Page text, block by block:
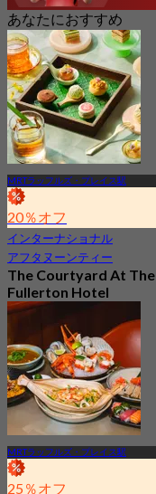
あなたにおすすめ
MRTラッフルズ・プレイス駅
20％オフ
インターナショナル
アフタヌーンティー
The Courtyard At The
Fullerton Hotel
Singapore
4.3
からS$ 55.63
MRTラッフルズ・プレイス駅
25％オフ